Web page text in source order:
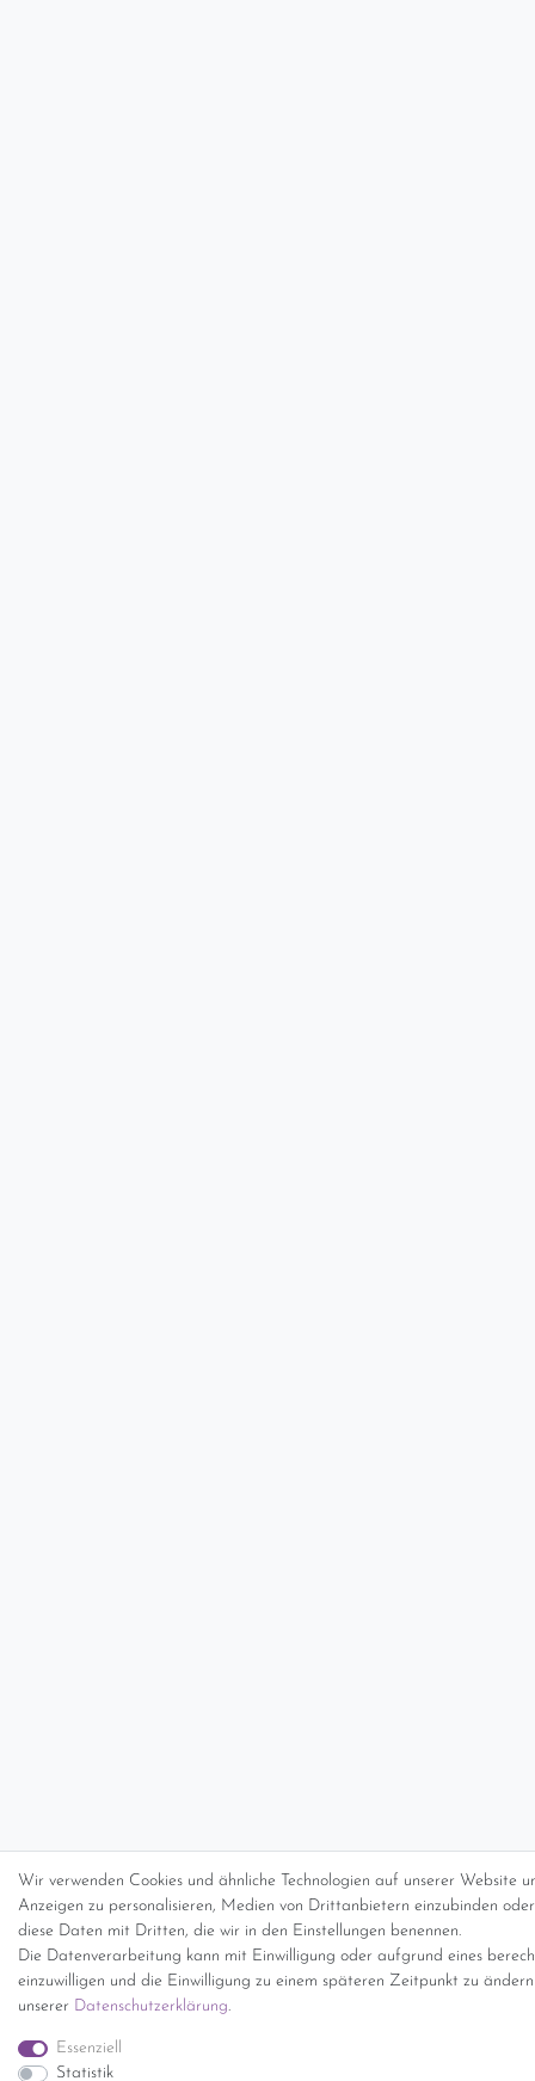
Wir verwenden Cookies und ähnliche Technologien auf unserer Website
Anzeigen zu personalisieren, Medien von Drittanbietern einzubinden
diese Daten mit Dritten, die wir in den Einstellungen benennen.
Die Datenverarbeitung kann mit Einwilligung oder aufgrund eines
einzuwilligen und die Einwilligung zu einem späteren Zeitpunkt zu
unserer Daten­schutz­erklärung.
Essenziell
Statistik